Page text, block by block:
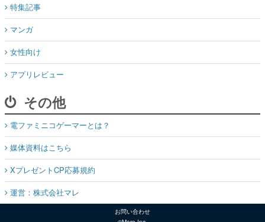
特集記事
マンガ
女性向け
アプリレビュー
その他
電ファミニコゲーマーとは？
媒体資料はこちら
XプレゼントCP応募規約
運営：株式会社マレ
お問い合わせ